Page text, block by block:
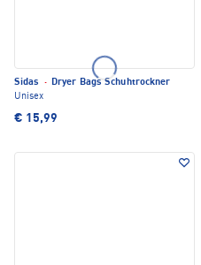
Sidas · Dryer Bags Schuhtrockner
Unisex
€ 15,99